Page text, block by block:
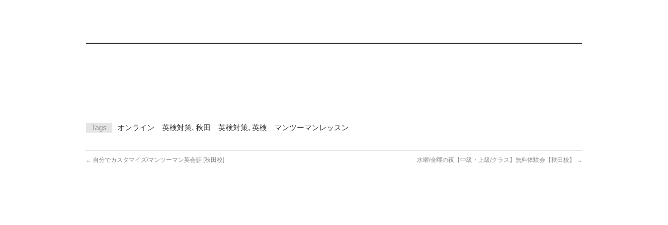
Tags オンライン 英検対策, 秋田 英検対策, 英検 マンツーマンレッスン
← 自分でカスタマイズ/マンツーマン英会話 [秋田校] 水曜/金曜の夜【中級・上級/クラス】無料体験会【秋田校】 →